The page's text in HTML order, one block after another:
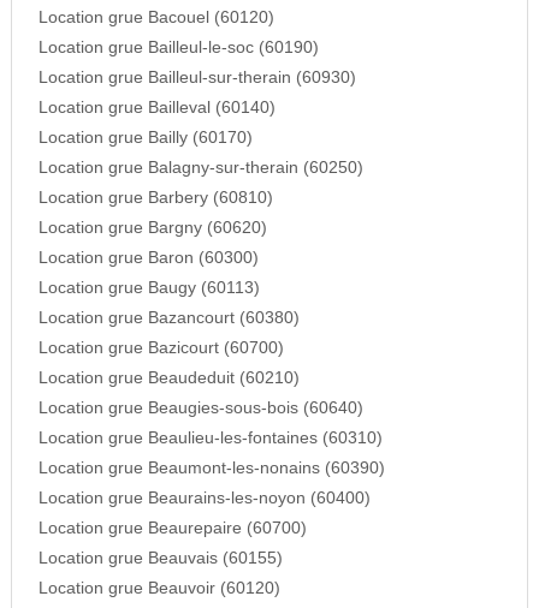
Location grue Bacouel (60120)
Location grue Bailleul-le-soc (60190)
Location grue Bailleul-sur-therain (60930)
Location grue Bailleval (60140)
Location grue Bailly (60170)
Location grue Balagny-sur-therain (60250)
Location grue Barbery (60810)
Location grue Bargny (60620)
Location grue Baron (60300)
Location grue Baugy (60113)
Location grue Bazancourt (60380)
Location grue Bazicourt (60700)
Location grue Beaudeduit (60210)
Location grue Beaugies-sous-bois (60640)
Location grue Beaulieu-les-fontaines (60310)
Location grue Beaumont-les-nonains (60390)
Location grue Beaurains-les-noyon (60400)
Location grue Beaurepaire (60700)
Location grue Beauvais (60155)
Location grue Beauvoir (60120)